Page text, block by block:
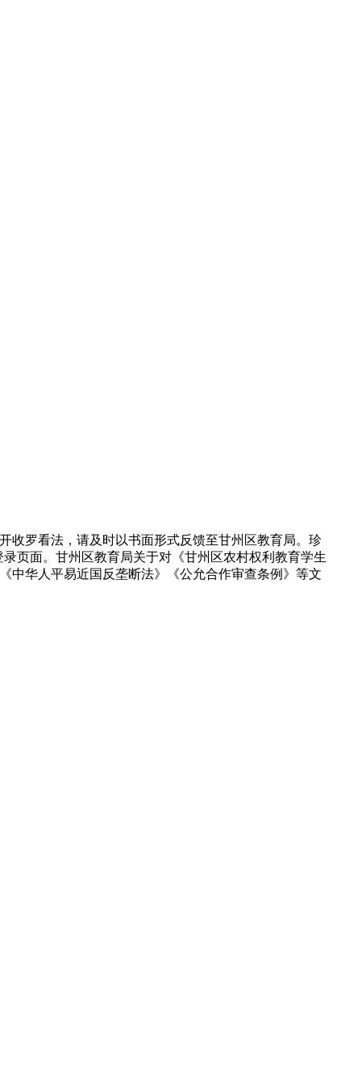
罗看法，请及时以书面形式反馈至甘州区教育局。珍
页面。甘州区教育局关于对《甘州区农村权利教育学生
中华人平易近国反垄断法》《公允合作审查条例》等文